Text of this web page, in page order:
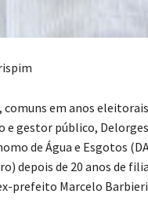
em anos
e gestor público,
de Água e Esgotos
depois de 20 anos de
prefeito Marcelo Barbieri